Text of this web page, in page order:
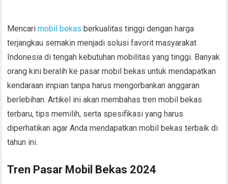
Mencarimobil bekas berkualitas tinggi dengan harga
terjangkau semakin menjadi solusi favorit masyarakat
Indonesia di tengah kebutuhan mobilitas yang tinggi. Banyak
orang kini beralih ke pasar mobil bekas untuk mendapatkan
kendaraan impian tanpa harus mengorbankan anggaran
berlebihan. Artikel ini akan membahas tren mobil bekas
terbaru, tips memilih, serta spesifikasi yang harus
diperhatikan agar Anda mendapatkan mobil bekas terbaik di
tahun ini.
Tren Pasar Mobil Bekas 2024